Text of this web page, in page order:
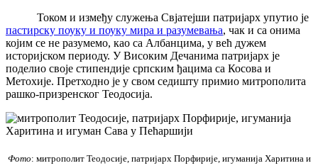
Током и између служења Свјатејши патријарх упутио је
пастирску поуку и поуку мира и разумевања, чак и са онима
којим се не разумемо, као са Албанцима, у већ дужем
историјском периоду. У Високим Дечанима патријарх је
поделио своје стипендије српским ђацима са Косова и
Метохије. Претходно је у свом седишту примио митрополита
рашко-призренског Теодосија.
Фото: митрополит Теодосије, патријарх Порфирије, игуманија Харитина и